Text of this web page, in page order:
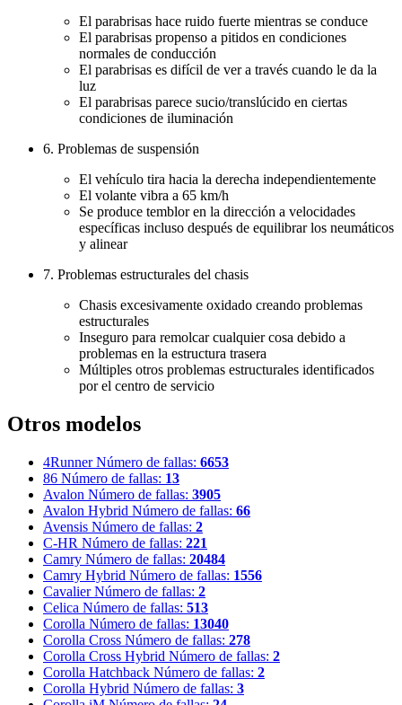
El parabrisas hace ruido fuerte mientras se conduce
El parabrisas propenso a pitidos en condiciones
normales de conducción
El parabrisas es difícil de ver a través cuando le da la
luz
El parabrisas parece sucio/translúcido en ciertas
condiciones de iluminación
6. Problemas de suspensión
El vehículo tira hacia la derecha independientemente
El volante vibra a 65 km/h
Se produce temblor en la dirección a velocidades
específicas incluso después de equilibrar los neumáticos
y alinear
7. Problemas estructurales del chasis
Chasis excesivamente oxidado creando problemas
estructurales
Inseguro para remolcar cualquier cosa debido a
problemas en la estructura trasera
Múltiples otros problemas estructurales identificados
por el centro de servicio
Otros modelos
4Runner Número de fallas: 6653
86 Número de fallas: 13
Avalon Número de fallas: 3905
Avalon Hybrid Número de fallas: 66
Avensis Número de fallas: 2
C-HR Número de fallas: 221
Camry Número de fallas: 20484
Camry Hybrid Número de fallas: 1556
Cavalier Número de fallas: 2
Celica Número de fallas: 513
Corolla Número de fallas: 13040
Corolla Cross Número de fallas: 278
Corolla Cross Hybrid Número de fallas: 2
Corolla Hatchback Número de fallas: 2
Corolla Hybrid Número de fallas: 3